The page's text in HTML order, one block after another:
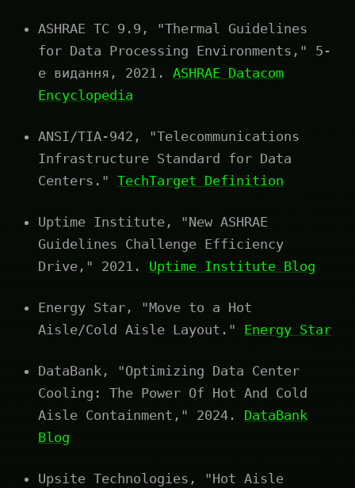
ASHRAE TC 9.9, "Thermal Guidelines
for Data Processing Environments," 5-
е видання, 2021. ASHRAE Datacom
Encyclopedia
ANSI/TIA-942, "Telecommunications
Infrastructure Standard for Data
Centers." TechTarget Definition
Uptime Institute, "New ASHRAE
Guidelines Challenge Efficiency
Drive," 2021. Uptime Institute Blog
Energy Star, "Move to a Hot
Aisle/Cold Aisle Layout." Energy Star
DataBank, "Optimizing Data Center
Cooling: The Power Of Hot And Cold
Aisle Containment," 2024. DataBank
Blog
Upsite Technologies, "Hot Aisle